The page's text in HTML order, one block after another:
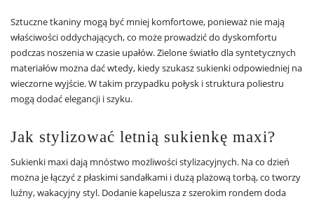
Sztuczne tkaniny mogą być mniej komfortowe, ponieważ nie mają
właściwości oddychających, co może prowadzić do dyskomfortu
podczas noszenia w czasie upałów. Zielone światło dla syntetycznych
materiałów można dać wtedy, kiedy szukasz sukienki odpowiedniej na
wieczorne wyjście. W takim przypadku połysk i struktura poliestru
mogą dodać elegancji i szyku.
Jak stylizować letnią sukienkę maxi?
Sukienki maxi dają mnóstwo możliwości stylizacyjnych. Na co dzień
można je łączyć z płaskimi sandałkami i dużą plażową torbą, co tworzy
luźny, wakacyjny styl. Dodanie kapelusza z szerokim rondem doda